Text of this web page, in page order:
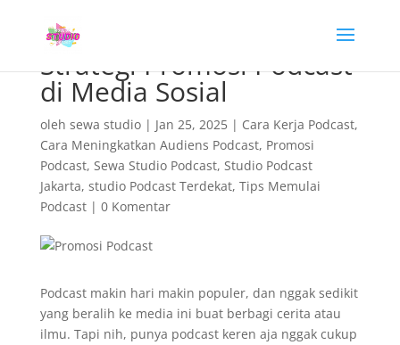
Strategi Promosi Podcast
di Media Sosial
oleh sewa studio| Jan 25, 2025| Cara Kerja Podcast,
Cara Meningkatkan Audiens Podcast, Promosi
Podcast, Sewa Studio Podcast, Studio Podcast
Jakarta, studio Podcast Terdekat, Tips Memulai
Podcast| 0 Komentar
Podcast makin hari makin populer, dan nggak sedikit
yang beralih ke media ini buat berbagi cerita atau
ilmu. Tapi nih, punya podcast keren aja nggak cukup